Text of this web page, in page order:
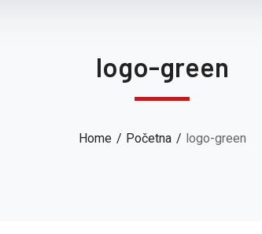
logo-green
Home Početna logo-green